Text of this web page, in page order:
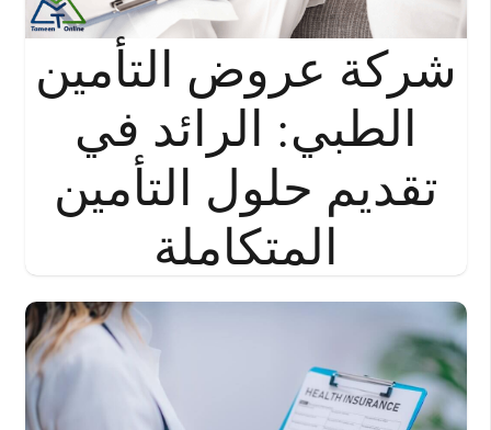
شركة عروض التأمين
الطبي: الرائد في
تقديم حلول التأمين
المتكاملة